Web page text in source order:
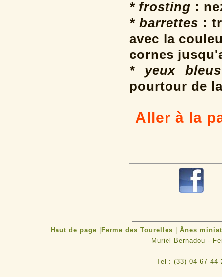
* frosting :
* barrettes :
avec la
cornes
* yeux bleus
pourtour de
Aller à la
Haut de page Ferme des Tourelles
Ânes
Muriel Bernadou -
Tel : (33) 04 67 44